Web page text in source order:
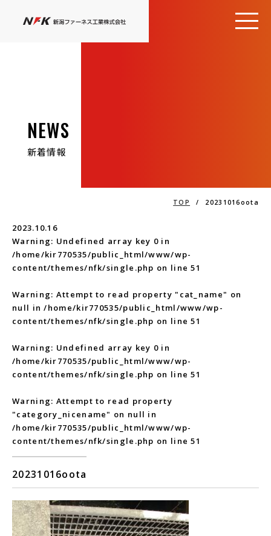
NEWS
新着情報
TOP / 20231016oota
2023.10.16
Warning: Undefined array key 0 in
/home/kir770535/public_html/www/wp-
content/themes/nfk/single.php on line51
Warning: Attempt to read property "cat_name" on
null in/home/kir770535/public_html/www/wp-
content/themes/nfk/single.php on line51
Warning: Undefined array key 0 in
/home/kir770535/public_html/www/wp-
content/themes/nfk/single.php on line51
Warning: Attempt to read property
"category_nicename" on null in
/home/kir770535/public_html/www/wp-
content/themes/nfk/single.php on line51
20231016oota